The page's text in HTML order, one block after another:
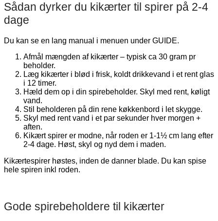
Sådan dyrker du kikærter til spirer på 2-4
dage
Du kan se en lang manual i menuen under GUIDE.
Afmål mængden af kikærter – typisk ca 30 gram pr
beholder.
Læg kikærter i blød i frisk, koldt drikkevand i et rent glas
i 12 timer.
Hæld dem op i din spirebeholder. Skyl med rent, køligt
vand.
Stil beholderen på din rene køkkenbord i let skygge.
Skyl med rent vand i et par sekunder hver morgen +
aften.
Kikært spirer er modne, når roden er 1-1½ cm lang efter
2-4 dage. Høst, skyl og nyd dem i maden.
Kikærtespirer høstes, inden de danner blade. Du kan spise
hele spiren inkl roden.
Gode spirebeholdere til kikærter